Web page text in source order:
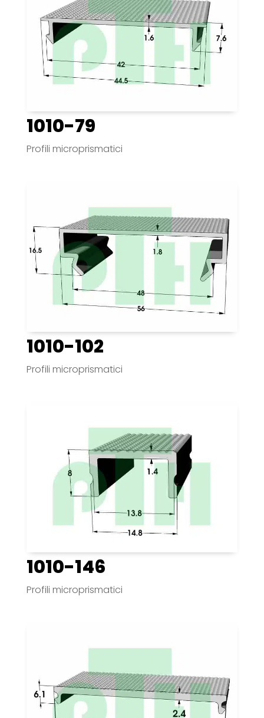
1010-79
Profili microprismatici
1010-102
Profili microprismatici
1010-146
Profili microprismatici